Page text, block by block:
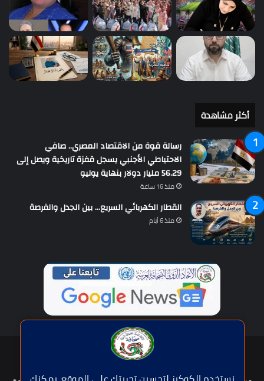
أكثر مشاهدة
رسالة قوة من الاقتصاد المصري.. صافي
الاحتياطي الأجنبي يسجل قفزة تاريخية ويصل إلى
56.29 مليار دولار بنهاية يوليو
منذ 16 ساعة
القطار الكهربائي السريع… بين الجدل والفرصة
منذ 6 أيام
حقوق النشر © | جميع الحقوق محفوظة للاتحاد الدولى للصحافة العربية